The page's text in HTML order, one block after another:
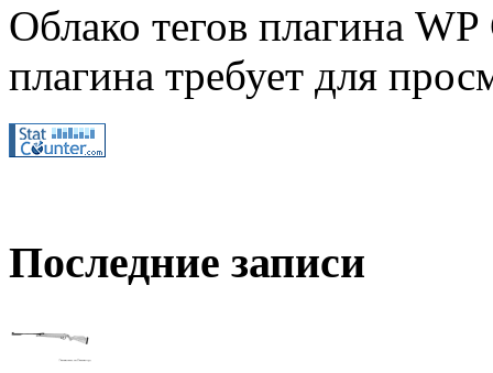
Облако тегов плагина
плагина требует для
Последние записи